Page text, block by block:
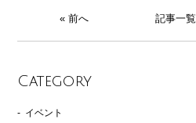
« 前へ 記事一覧
Category
イベント